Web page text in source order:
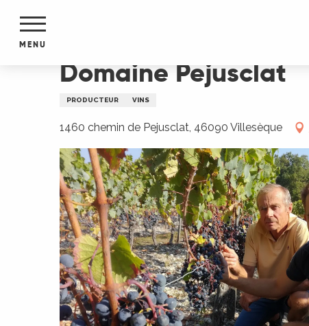
contenu
MENU
Domaine Pejusclat
PRODUCTEUR VINS
1460 chemin de Pejusclat, 46090 Villesèque